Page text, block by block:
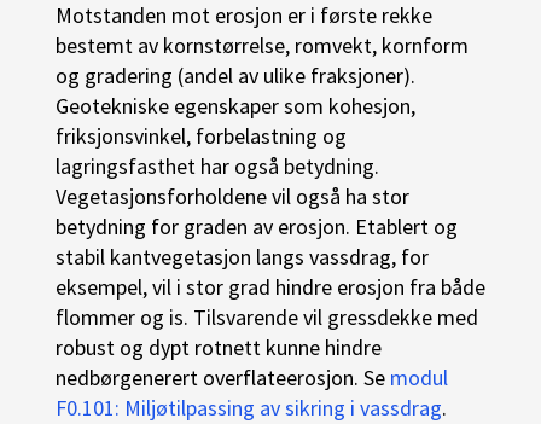
Motstanden mot erosjon er i første rekke
bestemt av kornstørrelse, romvekt, kornform
og gradering (andel av ulike fraksjoner).
Geotekniske egenskaper som kohesjon,
friksjonsvinkel, forbelastning og
lagringsfasthet har også betydning.
Vegetasjonsforholdene vil også ha stor
betydning for graden av erosjon. Etablert og
stabil kantvegetasjon langs vassdrag, for
eksempel, vil i stor grad hindre erosjon fra både
flommer og is. Tilsvarende vil gressdekke med
robust og dypt rotnett kunne hindre
nedbørgenerert overflateerosjon. Se modul
F0.101: Miljøtilpassing av sikring i vassdrag.